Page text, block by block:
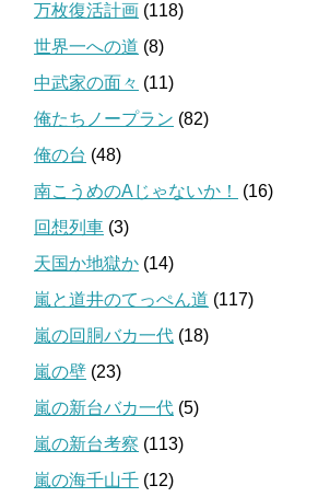
万枚復活計画 (118)
世界一への道 (8)
中武家の面々 (11)
俺たちノープラン (82)
俺の台 (48)
南こうめのAじゃないか！
(16)
回想列車 (3)
天国か地獄か (14)
嵐と道井のてっぺん道 (117)
嵐の回胴バカ一代 (18)
嵐の壁 (23)
嵐の新台バカ一代 (5)
嵐の新台考察 (113)
嵐の海千山千 (12)